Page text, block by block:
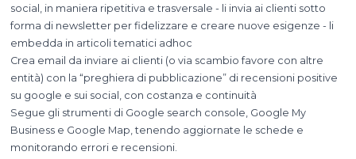
social, in maniera ripetitiva e trasversale - li invia ai clienti sotto
forma di newsletter per fidelizzare e creare nuove esigenze - li
embedda in articoli tematici adhoc
Crea email da inviare ai clienti (o via scambio favore con altre
entità) con la “preghiera di pubblicazione” di recensioni positive
su google e sui social, con costanza e continuità
Segue gli strumenti di Google search console, Google My
Business e Google Map, tenendo aggiornate le schede e
monitorando errori e recensioni.